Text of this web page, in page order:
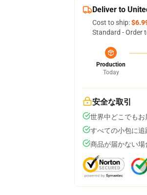
Deliver to
Cost to ship:
Standard - Order
Production
Today
安全な取引
世界中どこでもお
すべての小包に
商品が届かない場